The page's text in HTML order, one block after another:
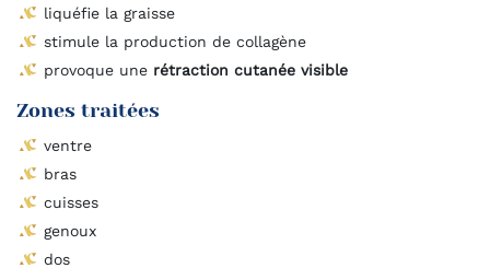
liquéfie la graisse
stimule la production de collagène
provoque une rétraction cutanée visible
Zones traitées
ventre
bras
cuisses
genoux
dos